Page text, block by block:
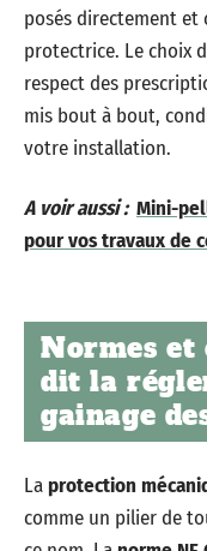
posés directement et
protectrice. Le choix
respect des
mis bout à bout,
votre installation.
A voir aussi : Mini-
pour vos travaux de
Normes et
dit la
gainage
Laprotection
comme un pilier de